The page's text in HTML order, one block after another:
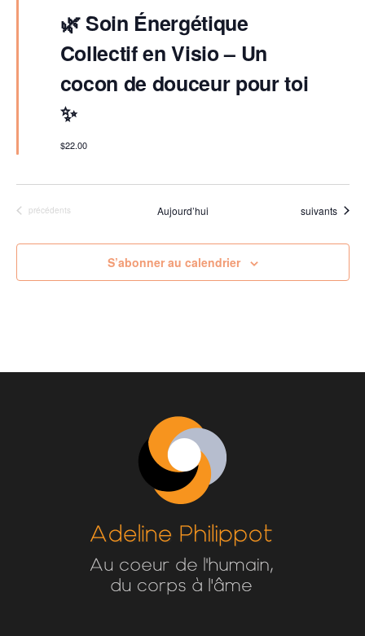
🌿 Soin Énergétique
Collectif en Visio – Un
cocon de douceur pour toi
✨
s
e
n
a
a
t
$22.00
Évènements
précédents Aujourd’hui Évènements
suivants
S’abonner au calendrier